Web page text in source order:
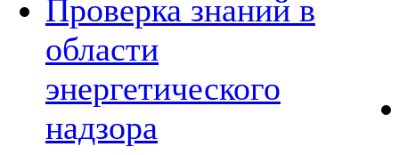
Проверка знаний в
области
энергетического
надзора